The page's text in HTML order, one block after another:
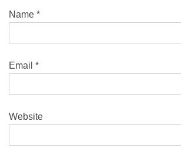
Name *
Email *
Website